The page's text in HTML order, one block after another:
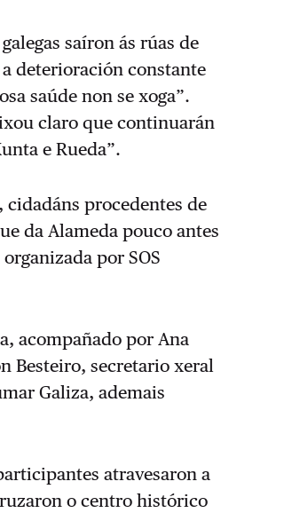
saíron ás rúas de
deterioración constante
saúde non se xoga”.
claro que continuarán
e Rueda”.
procedentes de
da Alameda pouco antes
por SOS
acompañado por Ana
Besteiro, secretario xeral
Galiza, ademais
atravesaron a
o centro histórico